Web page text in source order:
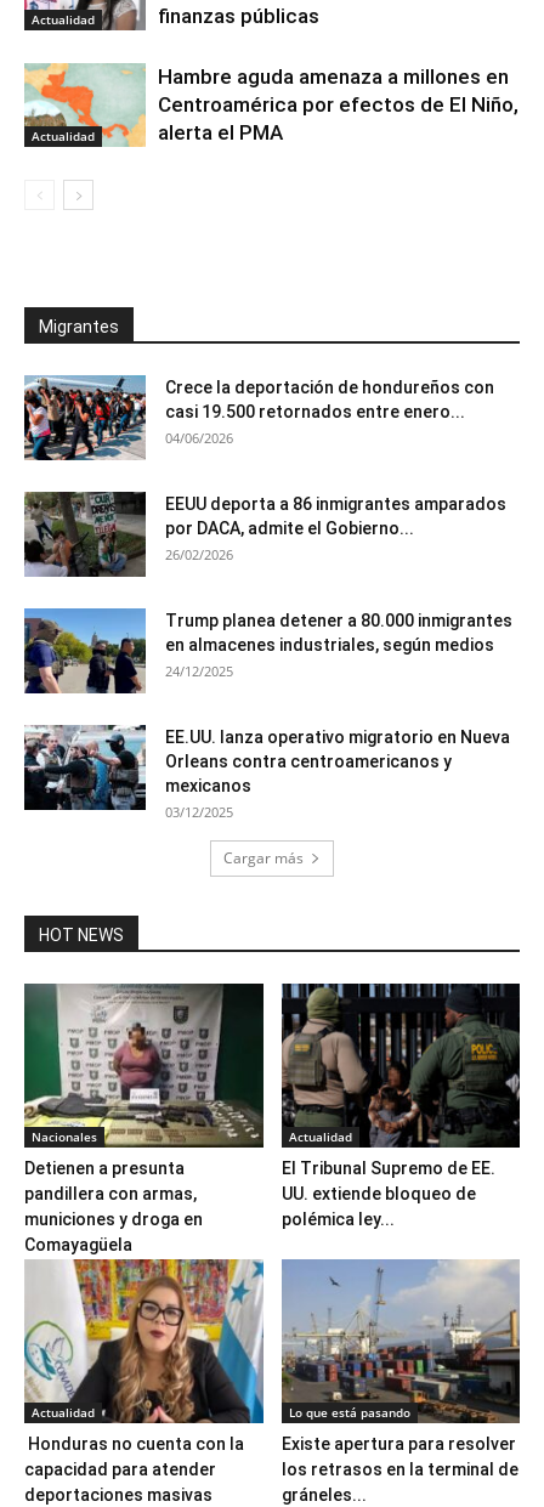
Actualidad finanzas públicas
Actualidad
Hambre aguda amenaza a millones en
Centroamérica por efectos de El Niño,
alerta el PMA
Migrantes
Crece la deportación de hondureños con
casi 19.500 retornados entre enero...
04/06/2026
EEUU deporta a 86 inmigrantes amparados
por DACA, admite el Gobierno...
26/02/2026
Trump planea detener a 80.000 inmigrantes
en almacenes industriales, según medios
24/12/2025
EE.UU. lanza operativo migratorio en Nueva
Orleans contra centroamericanos y
mexicanos
03/12/2025
Cargar más
HOT NEWS
Nacionales
Detienen a presunta
pandillera con armas,
municiones y droga en
Comayagüela
Actualidad
El Tribunal Supremo de EE.
UU. extiende bloqueo de
polémica ley...
Actualidad
Honduras no cuenta con la
capacidad para atender
deportaciones masivas
Lo que está pasando
Existe apertura para resolver
los retrasos en la terminal de
gráneles...